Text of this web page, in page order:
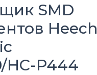
SMD
Heech
HC-P444